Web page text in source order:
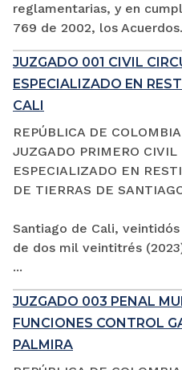
reglamentarias, y en
769 de 2002, los
JUZGADO 001 CIVIL
ESPECIALIZADO EN
CALI
REPÚBLICA DE COLOMBIA
JUZGADO PRIMERO CIVIL
ESPECIALIZADO EN
DE TIERRAS DE
Santiago de Cali,
de dos mil veintitrés
...
JUZGADO 003 PENAL
FUNCIONES CONTROL
PALMIRA